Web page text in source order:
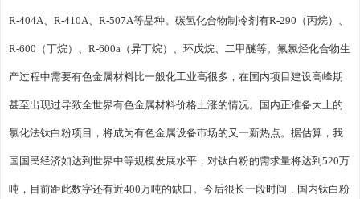
R-404A、R-410A、R-507A等品种。碳氢化合物制冷剂有R-290（丙烷）、
R-600（丁烷）、R-600a（异丁烷）、环戊烷、二甲醚等。氟氯烃化合物生
产过程中需要有色金属材料比一般化工业高很多，在国内项目建设高峰期
甚至出现过导致全世界有色金属材料价格上涨的情况。国内正准备大上的
氯化法钛白粉项目，将成为有色金属设备市场的又一新热点。据估算，我
国国民经济如达到世界中等规模发展水平，对钛白粉的需求量将达到520万
吨，目前距此数字还有近400万吨的缺口。今后很长一段时间，国内钛白粉